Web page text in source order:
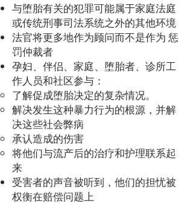
与堕胎有关的犯罪可能属于家庭法庭
或传统刑事司法系统之外的其他环境
法官将更多地作为顾问而不是作为 惩
罚仲裁者
孕妇、伴侣、家庭、堕胎者、诊所工
作人员和社区参与：
了解促成堕胎决定的复杂情况。
解决发生这种暴力行为的根源，并解
决这些社会弊病
承认造成的伤害
将他们与流产后的治疗和护理联系起
来
受害者的声音被听到，他们的担忧被
权衡在赔偿问题上